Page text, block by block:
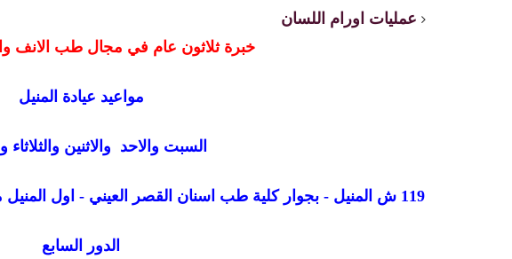
عمليات اورام اللسان
خبرة ثلاثون عام في مجال طب الانف
مواعيد عيادة المنيل
السبت والاحد والاثنين والثلاثاء
119 ش المنيل - بجوار كلية طب اسنان القصر العيني - اول المنيل من ناحية كوبري الجامعة - القاهرة - مصر
الدور السابع